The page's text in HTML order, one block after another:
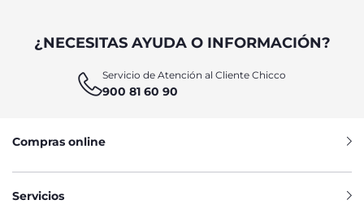
¿NECESITAS AYUDA O INFORMACIÓN?
Servicio de Atención al Cliente Chicco
900 81 60 90
Compras online
Servicios